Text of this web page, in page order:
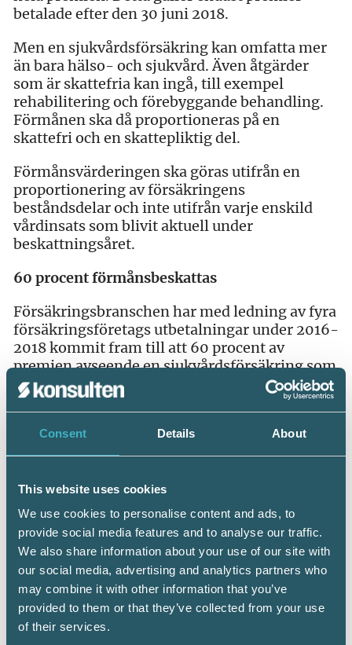
Consent Details About
This website uses cookies
We use cookies to personalise content and ads, to
provide social media features and to analyse our traffic.
We also share information about your use of our site with
our social media, advertising and analytics partners who
may combine it with other information that you’ve
provided to them or that they’ve collected from your use
of their services.
betalade efter den 30 juni 2018.
Men en sjukvårdsförsäkring kan omfatta mer
än bara hälso- och sjukvård. Även åtgärder
som är skattefria kan ingå, till exempel
rehabilitering och förebyggande behandling.
Förmånen ska då proportioneras på en
skattefri och en skattepliktig del.
Förmånsvärderingen ska göras utifrån en
proportionering av försäkringens
beståndsdelar och inte utifrån varje enskild
vårdinsats som blivit aktuell under
beskattningsåret.
60 procent förmånsbeskattas
Försäkringsbranschen har med ledning av fyra
försäkringsföretags utbetalningar under 2016-
2018 kommit fram till att 60 procent av
premien avseende en sjukvårdsförsäkring som
omfattar både skattefria och skattepliktiga
insatser bör förmånsbeskattas.
Skatteverket anser att branschens beräkning
är tillförlitlig. Den skattepliktiga förmånen
försäkringspremien.
Skatteverkets ställningstagande 2019-06-10